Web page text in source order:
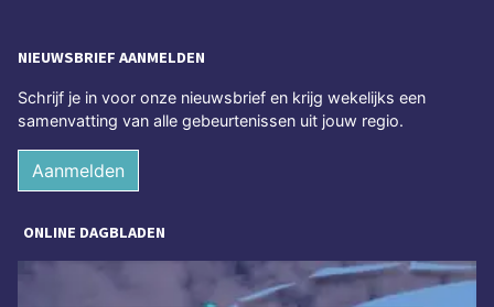
NIEUWSBRIEF AANMELDEN
Schrijf je in voor onze nieuwsbrief en krijg wekelijks een
samenvatting van alle gebeurtenissen uit jouw regio.
Aanmelden
ONLINE DAGBLADEN